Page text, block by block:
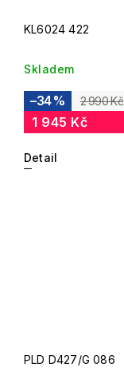
KL6024 422
Skladem
2 990 Kč
–34 %
1 945 Kč
Detail
PLD D427/G 086